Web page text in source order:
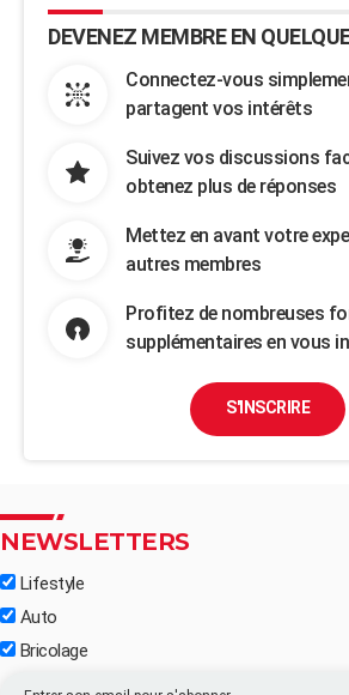
DEVENEZ MEMBRE EN
Connectez-vous
partagent vos intérêts
Suivez vos discussions
obtenez plus de réponses
Mettez en avant votre
autres membres
Profitez de nombreuses
supplémentaires en vous
S'INSCRIRE
NEWSLETTERS
Lifestyle
Auto
Bricolage